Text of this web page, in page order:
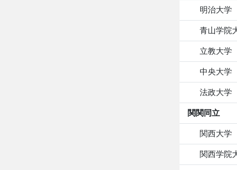
明治大学
青山学院
立教大学
中央大学
法政大学
関関同立
関西大学
関西学院